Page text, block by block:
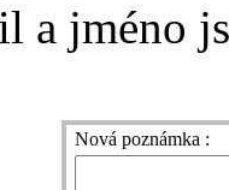
a jméno
Nová poznámka :